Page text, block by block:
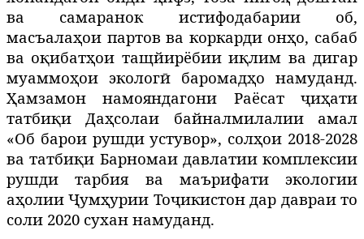
ва самаранок истифодабарии об,
масъалаҳои партов ва коркарди онҳо, сабаб
ва оқибатҳои тащйирёбии иқлим ва дигар
муаммоҳои экологӣ баромадҳо намуданд.
Ҳамзамон намояндагони Раёсат ҷиҳати
татбиқи Даҳсолаи байналмилалии амал
«Об барои рушди устувор», солҳои 2018-2028
ва татбиқи Барномаи давлатии комплексии
рушди тарбия ва маърифати экологии
аҳолии Ҷумҳурии Тоҷикистон дар давраи то
соли 2020 сухан намуданд.